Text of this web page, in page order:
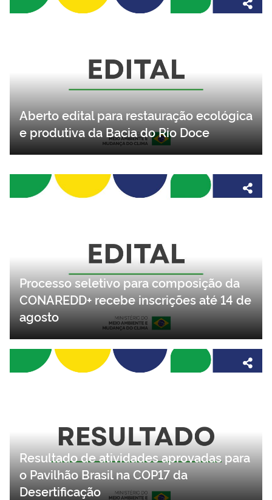
Aberto edital para restauração ecológica
e produtiva da Bacia do Rio Doce
Processo seletivo para composição da
CONAREDD+ recebe inscrições até 14 de
agosto
Resultado de atividades aprovadas para
o Pavilhão Brasil na COP17 da
Desertificação